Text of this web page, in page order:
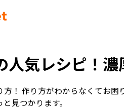
人気レシピ！
方！ 作り方がわからなくてお
見つかります。